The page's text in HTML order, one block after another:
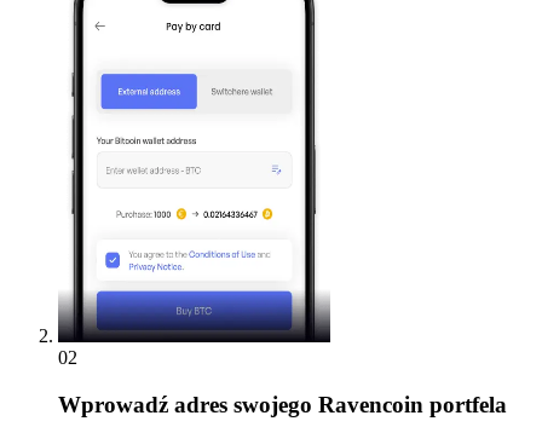
02
Wprowadź adres swojego Ravencoin portfela